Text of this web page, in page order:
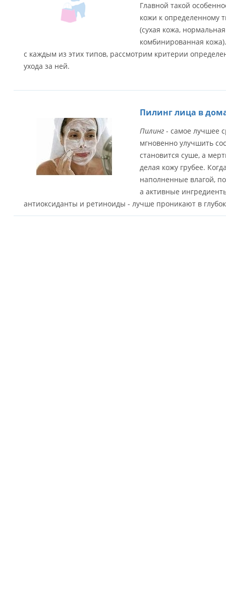
Главной такой
кожи к определенному
(сухая кожа,
комбинированная
с каждым из этих типов, рассмотрим критерии
ухода за ней.
Пилинг лица в
Пилинг - самое лучшее
мгновенно улучшить
становится суше, а
делая кожу грубее.
наполненные влагой,
а активные
антиоксиданты и ретиноиды - лучше проникают в